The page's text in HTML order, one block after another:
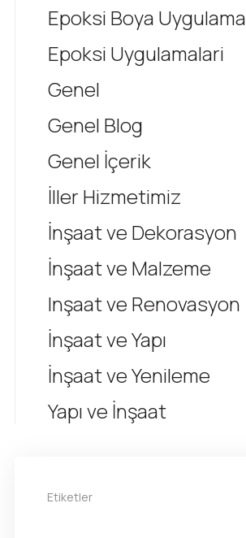
Epoksi Boya Uygulama
Epoksi Uygulamalari
Genel
Genel Blog
Genel İçerik
İller Hizmetimiz
İnşaat ve Dekorasyon
İnşaat ve Malzeme
Inşaat ve Renovasyon
İnşaat ve Yapı
İnşaat ve Yenileme
Yapı ve İnşaat
Etiketler